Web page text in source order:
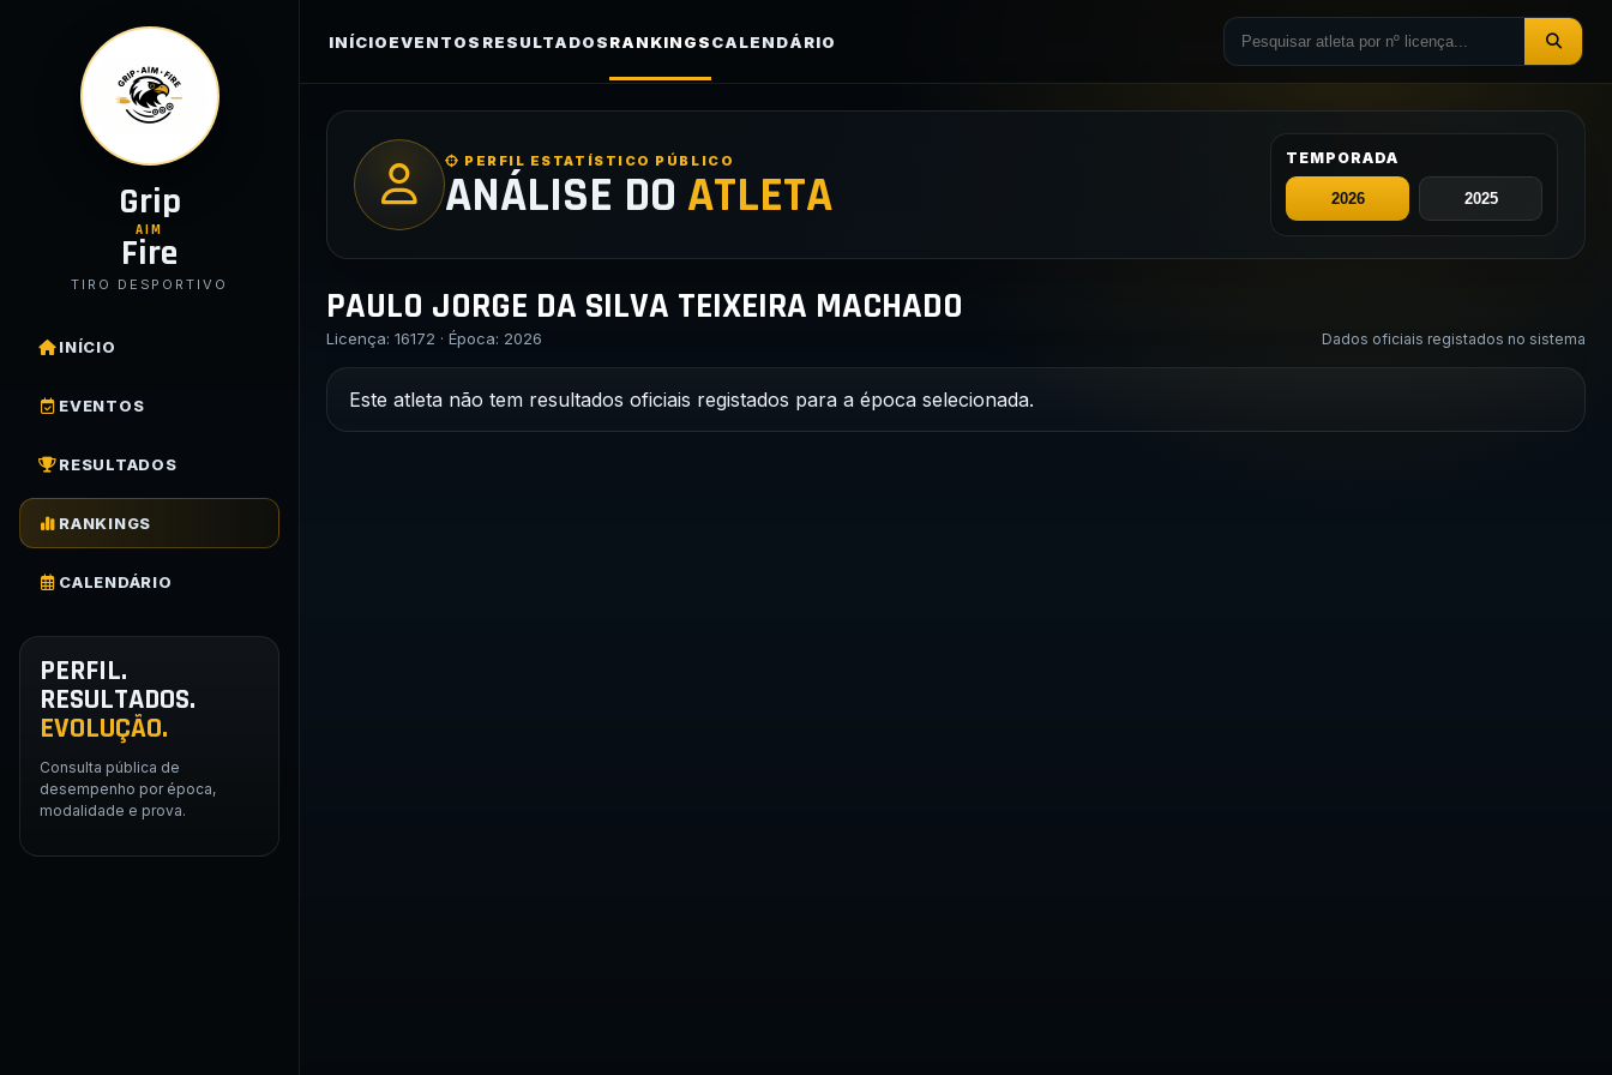
Grip
AIM
Fire
TIRO DESPORTIVO
INÍCIO
EVENTOS
RESULTADOS
RANKINGS
CALENDÁRIO
PERFIL.
RESULTADOS.
EVOLUÇÃO.
Consulta pública de
desempenho por época,
modalidade e prova.
INÍCIOEVENTOS RESULTADOSRANKINGSCALENDÁRIO
PERFIL ESTATÍSTICO PÚBLICO
ANÁLISE DO ATLETA
TEMPORADA
PAULO JORGE DA SILVA TEIXEIRA MACHADO
Licença: 16172 · Época: 2026 Dados oficiais registados no sistema
Este atleta não tem resultados oficiais registados para a época selecionada.